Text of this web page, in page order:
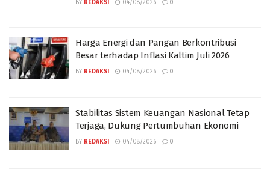
BY REDAKSI 04/08/2026 0
Harga Energi dan Pangan Berkontribusi
Besar terhadap Inflasi Kaltim Juli 2026
BY REDAKSI 04/08/2026 0
Stabilitas Sistem Keuangan Nasional Tetap
Terjaga, Dukung Pertumbuhan Ekonomi
BY REDAKSI 04/08/2026 0